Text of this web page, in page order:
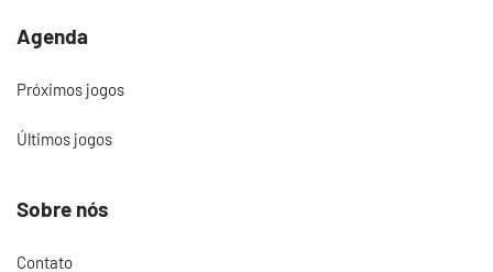
Agenda
Próximos jogos
Últimos jogos
Sobre nós
Contato